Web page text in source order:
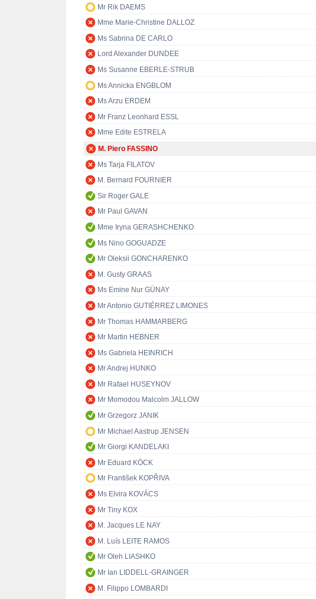
Mr Rik DAEMS
Mme Marie-Christine DALLOZ
Ms Sabrina DE CARLO
Lord Alexander DUNDEE
Ms Susanne EBERLE-STRUB
Ms Annicka ENGBLOM
Ms Arzu ERDEM
Mr Franz Leonhard ESSL
Mme Edite ESTRELA
M. Piero FASSINO
Ms Tarja FILATOV
M. Bernard FOURNIER
Sir Roger GALE
Mr Paul GAVAN
Mme Iryna GERASHCHENKO
Ms Nino GOGUADZE
Mr Oleksii GONCHARENKO
M. Gusty GRAAS
Ms Emine Nur GÜNAY
Mr Antonio GUTIÉRREZ LIMONES
Mr Thomas HAMMARBERG
Mr Martin HEBNER
Ms Gabriela HEINRICH
Mr Andrej HUNKO
Mr Rafael HUSEYNOV
Mr Momodou Malcolm JALLOW
Mr Grzegorz JANIK
Mr Michael Aastrup JENSEN
Mr Giorgi KANDELAKI
Mr Eduard KÖCK
Mr František KOPŘIVA
Ms Elvira KOVÁCS
Mr Tiny KOX
M. Jacques LE NAY
M. Luís LEITE RAMOS
Mr Oleh LIASHKO
Mr Ian LIDDELL-GRAINGER
M. Filippo LOMBARDI